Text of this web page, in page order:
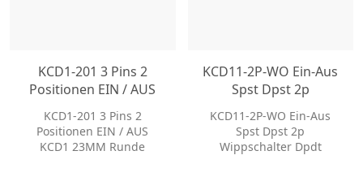
KCD1-201 3 Pins 2
Positionen EIN / AUS
KCD1 23MM Runde
Wippschalter LED-Licht
Wippschalter
KCD1-201 3 Pins 2
Positionen EIN / AUS
KCD1 23MM Runde
KCD11-2P-WO Ein-Aus
Spst Dpst 2p
Wippschalter Dpdt
Wippschalter
KCD11-2P-WO Ein-Aus
Spst Dpst 2p
Wippschalter Dpdt